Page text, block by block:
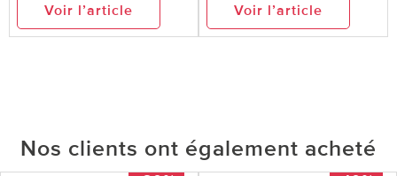
Voir l’article Voir l’article
Nos clients ont également acheté